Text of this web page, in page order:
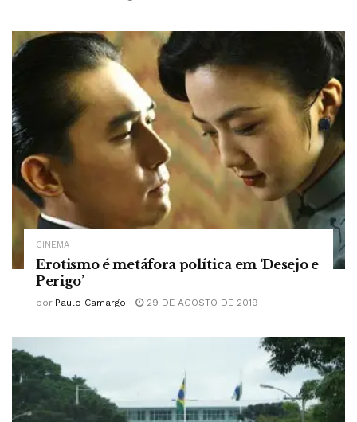
CINEMA
Erotismo é metáfora política em ‘Desejo e
Perigo’
por Paulo Camargo 29 DE AGOSTO DE 2019